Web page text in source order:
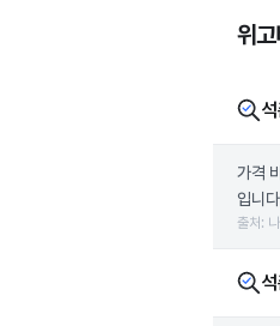
위
가격
입니
출처: